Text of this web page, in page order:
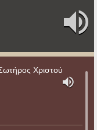
Χριστού